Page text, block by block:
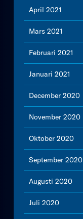
April 2021
Mars 2021
Februari 2021
Januari 2021
December 2020
November 2020
Oktober 2020
September 2020
Augusti 2020
Juli 2020